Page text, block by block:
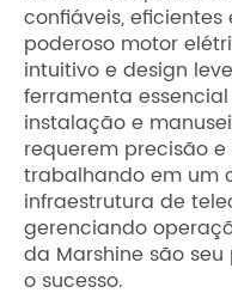
confiáveis,
poderoso motor
intuitivo e design
ferramenta
instalação e
requerem precisão
trabalhando em um
infraestrutura de
gerenciando
da Marshine são
o sucesso.